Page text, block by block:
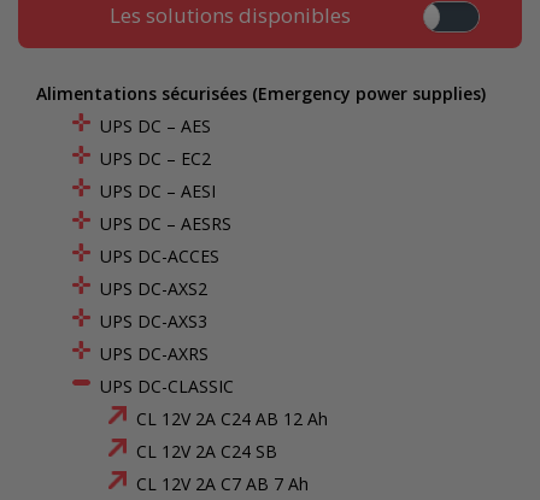
Les solutions disponibles
Alimentations sécurisées (Emergency power supplies)
UPS DC – AES
UPS DC – EC2
UPS DC – AESI
UPS DC – AESRS
UPS DC-ACCES
UPS DC-AXS2
UPS DC-AXS3
UPS DC-AXRS
UPS DC-CLASSIC
CL 12V 2A C24 AB 12 Ah
CL 12V 2A C24 SB
CL 12V 2A C7 AB 7 Ah